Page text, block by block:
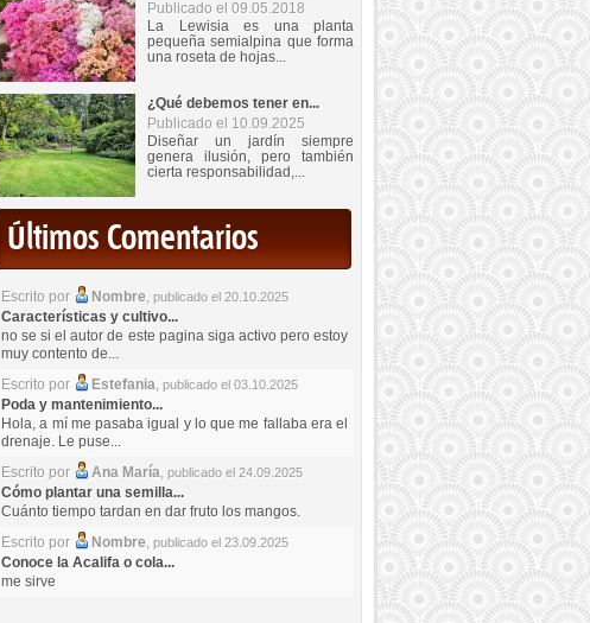
Publicado el 09.05.2018
La Lewisia es una planta
pequeña semialpina que forma
una roseta de hojas...
¿Qué debemos tener en...
Publicado el 10.09.2025
Diseñar un jardín siempre
genera ilusión, pero también
cierta responsabilidad,...
Últimos Comentarios
Escrito por Nombre, publicado el 20.10.2025
Características y cultivo...
no se si el autor de este pagina siga activo pero estoy
muy contento de...
Escrito por
Estefania, publicado el 03.10.2025
Poda y mantenimiento...
Hola, a mí me pasaba igual y lo que me fallaba era el
drenaje. Le puse...
Escrito por
Ana María, publicado el 24.09.2025
Cómo plantar una semilla...
Cuánto tiempo tardan en dar fruto los mangos.
Escrito por
Nombre, publicado el 23.09.2025
Conoce la Acalifa o cola...
me sirve